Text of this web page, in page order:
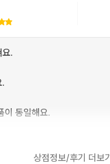
요.
.
이 동일해요.
상점정보/후기 더보기